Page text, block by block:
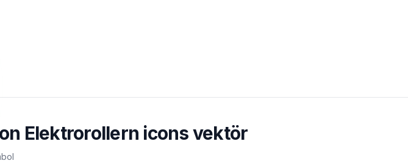
Elektrorollern icons vektör